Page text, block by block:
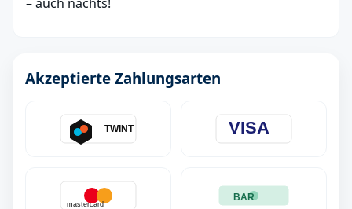
– auch nachts!
Akzeptierte Zahlungsarten
TWINT VISA
mastercard
BAR